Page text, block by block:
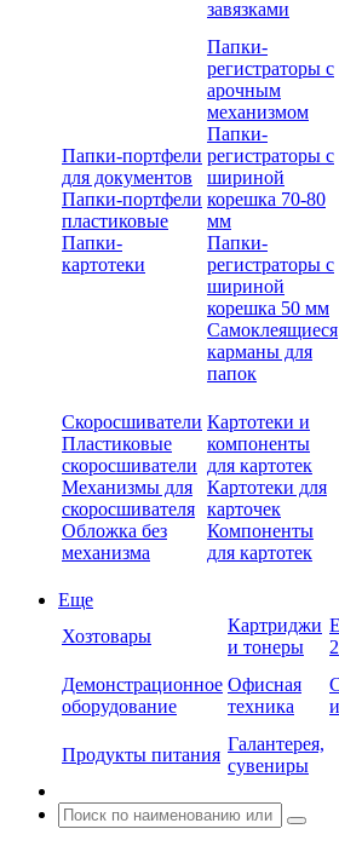
завязками
Папки-портфели
для документов
Папки-портфели
пластиковые
Папки-
картотеки
Папки-
регистраторы с
арочным
механизмом
Папки-
регистраторы с
шириной
корешка 70-80
мм
Папки-
регистраторы с
шириной
корешка 50 мм
Самоклеящиеся
карманы для
папок
Скоросшиватели
Пластиковые
скоросшиватели
Механизмы для
скоросшивателя
Обложка без
механизма
Картотеки и
компоненты
для картотек
Картотеки для
карточек
Компоненты
для картотек
Еще
Хозтовары
Картриджи
и тонеры
Демонстрационное
оборудование
Офисная
техника
Продукты питания
Галантерея,
сувениры